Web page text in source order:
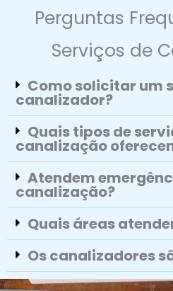
Perguntas
Serviços de
Como solicitar um
canalizador?
Quais tipos de
canalização
Atendem
canalização?
Quais áreas
Os canalizadores